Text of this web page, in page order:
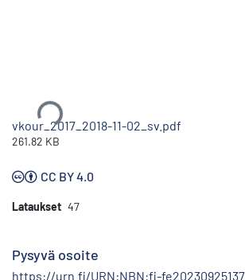
vkour_2017_2018-11-02_sv.pdf
261.82 KB
CC BY 4.0
Lataukset 47
Pysyvä osoite
https://urn.fi/URN:NBN:fi-